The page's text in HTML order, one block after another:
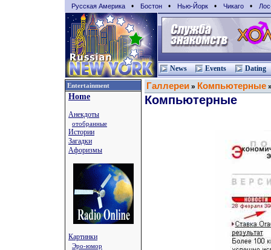
Русская Америка • Бостон • Нью-Йорк • Чикаго •
News Events Dating
Entertainment
Home
Анекдоты
отобранные
Истории
Загадки
Афоризмы
Картинки
Эро-юмор
Галлереи » Компьютерные
Компьютерные